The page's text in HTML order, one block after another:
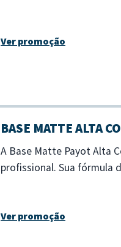
Ver promoção
BASE MATTE ALTA
A Base Matte Payot Alta
profissional. Sua fórmula
Ver promoção